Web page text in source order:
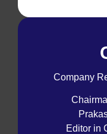
Company
Editor in